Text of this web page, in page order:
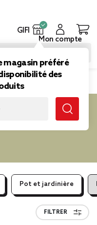
GIFI
magasin préféré
des
Mon compte
Pot et jardinière
FILTRER